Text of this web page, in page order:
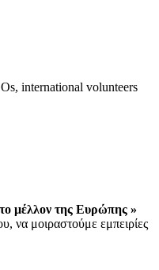
international volunteers
μέλλον της Ευρώπης »
να μοιραστούμε εμπειρίες